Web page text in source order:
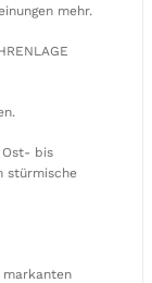
mehr.
Ost- bis
stürmische
markanten